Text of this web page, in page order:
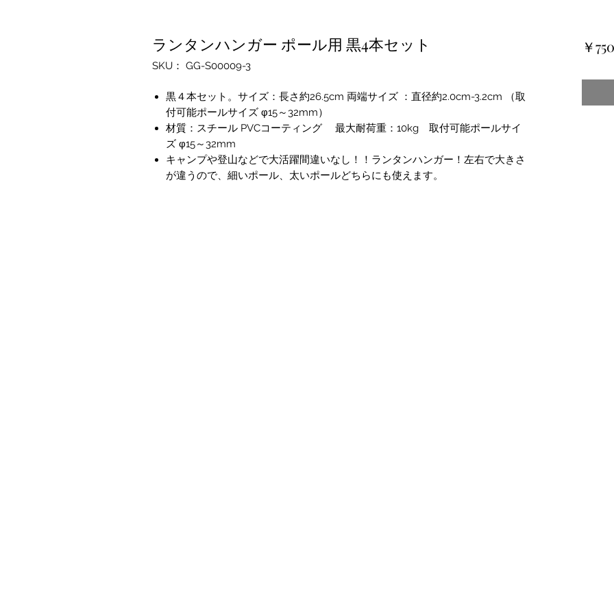
ランタンハンガー ポール用 黒4本セット
SKU： GG-S00009-3
黒４本セット。サイズ：長さ約26.5cm 両端サイズ ：直径約2.0cm-3.2cm （取
付可能ポールサイズ φ15～32mm）
材質：スチール PVCコーティング 最大耐荷重：10kg 取付可能ポールサイ
ズ φ15～32mm
キャンプや登山などで大活躍間違いなし！！ランタンハンガー！左右で大きさ
が違うので、細いポール、太いポールどちらにも使えます。
￥750